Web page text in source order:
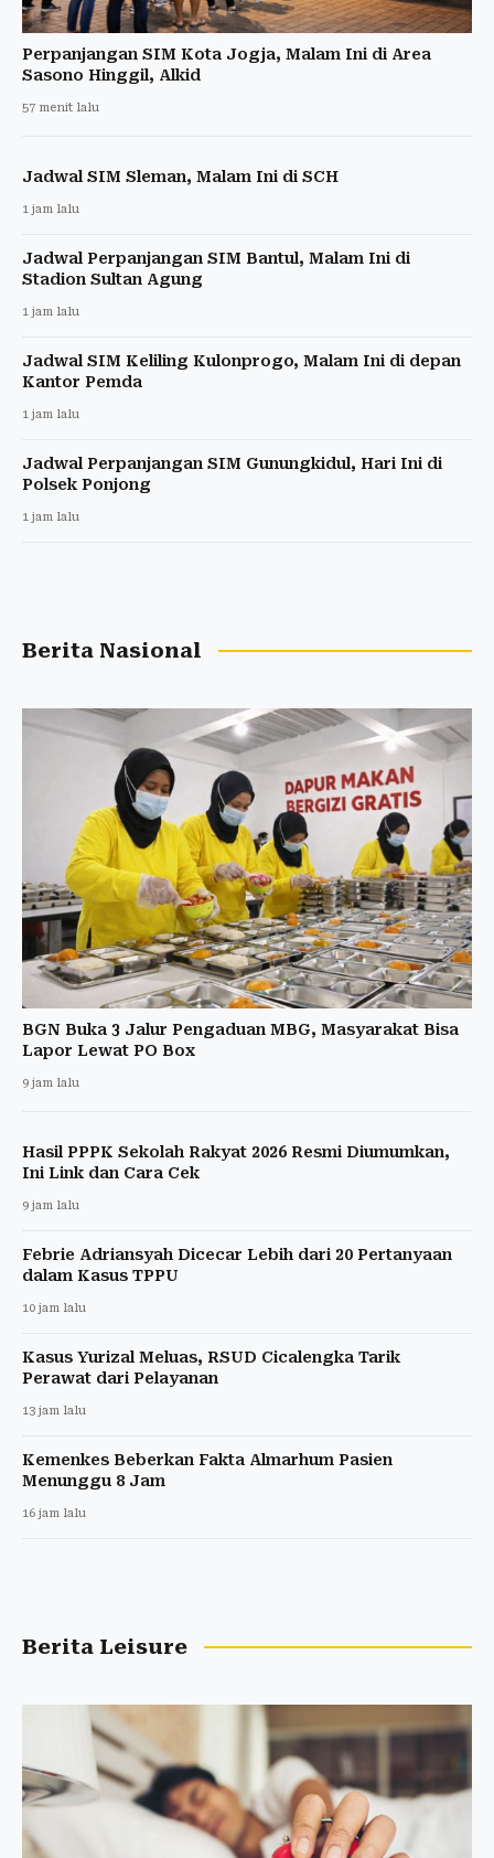
Perpanjangan SIM Kota Jogja, Malam Ini di Area
Sasono Hinggil, Alkid
57 menit lalu
Jadwal SIM Sleman, Malam Ini di SCH
1 jam lalu
Jadwal Perpanjangan SIM Bantul, Malam Ini di
Stadion Sultan Agung
1 jam lalu
Jadwal SIM Keliling Kulonprogo, Malam Ini di depan
Kantor Pemda
1 jam lalu
Jadwal Perpanjangan SIM Gunungkidul, Hari Ini di
Polsek Ponjong
1 jam lalu
Berita Nasional
BGN Buka 3 Jalur Pengaduan MBG, Masyarakat Bisa
Lapor Lewat PO Box
9 jam lalu
Hasil PPPK Sekolah Rakyat 2026 Resmi Diumumkan,
Ini Link dan Cara Cek
9 jam lalu
Febrie Adriansyah Dicecar Lebih dari 20 Pertanyaan
dalam Kasus TPPU
10 jam lalu
Kasus Yurizal Meluas, RSUD Cicalengka Tarik
Perawat dari Pelayanan
13 jam lalu
Kemenkes Beberkan Fakta Almarhum Pasien
Menunggu 8 Jam
16 jam lalu
Berita Leisure